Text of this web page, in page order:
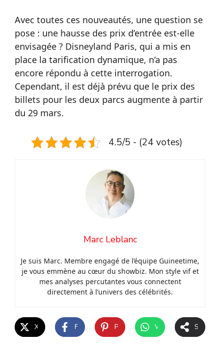
Avec toutes ces nouveautés, une question se
pose : une hausse des prix d’entrée est-elle
envisagée ? Disneyland Paris, qui a mis en
place la tarification dynamique, n’a pas
encore répondu à cette interrogation.
Cependant, il est déjà prévu que le prix des
billets pour les deux parcs augmente à partir
du 29 mars.
4.5/5 - (24 votes)
Marc Leblanc
Je suis Marc. Membre engagé de l’équipe Guineetime,
je vous emmène au cœur du showbiz. Mon style vif et
mes analyses percutantes vous connectent
directement à l’univers des célébrités.
WhatsApp